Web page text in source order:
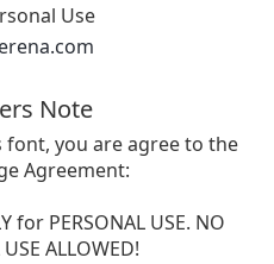
Use
Note
you are agree to the
Agreement:
PERSONAL USE. NO
ALLOWED!